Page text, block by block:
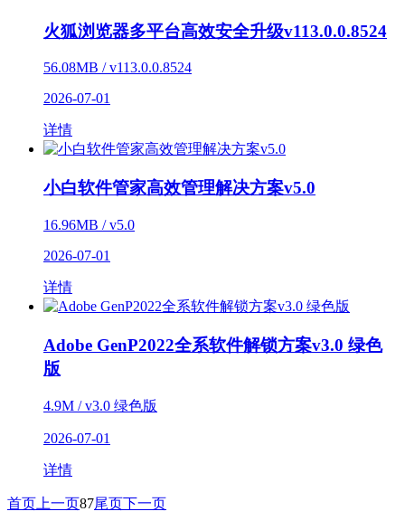
火狐浏览器多平台高效安全升级v113.0.0.8524
56.08MB / v113.0.0.8524
2026-07-01
详情
小白软件管家高效管理解决方案v5.0
16.96MB / v5.0
2026-07-01
详情
Adobe GenP2022全系软件解锁方案v3.0 绿色
版
4.9M / v3.0 绿色版
2026-07-01
详情
首页 上一页87尾页下一页